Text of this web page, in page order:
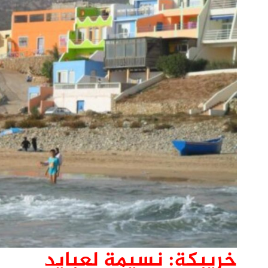
خريبكة: نسيمة لعبايد